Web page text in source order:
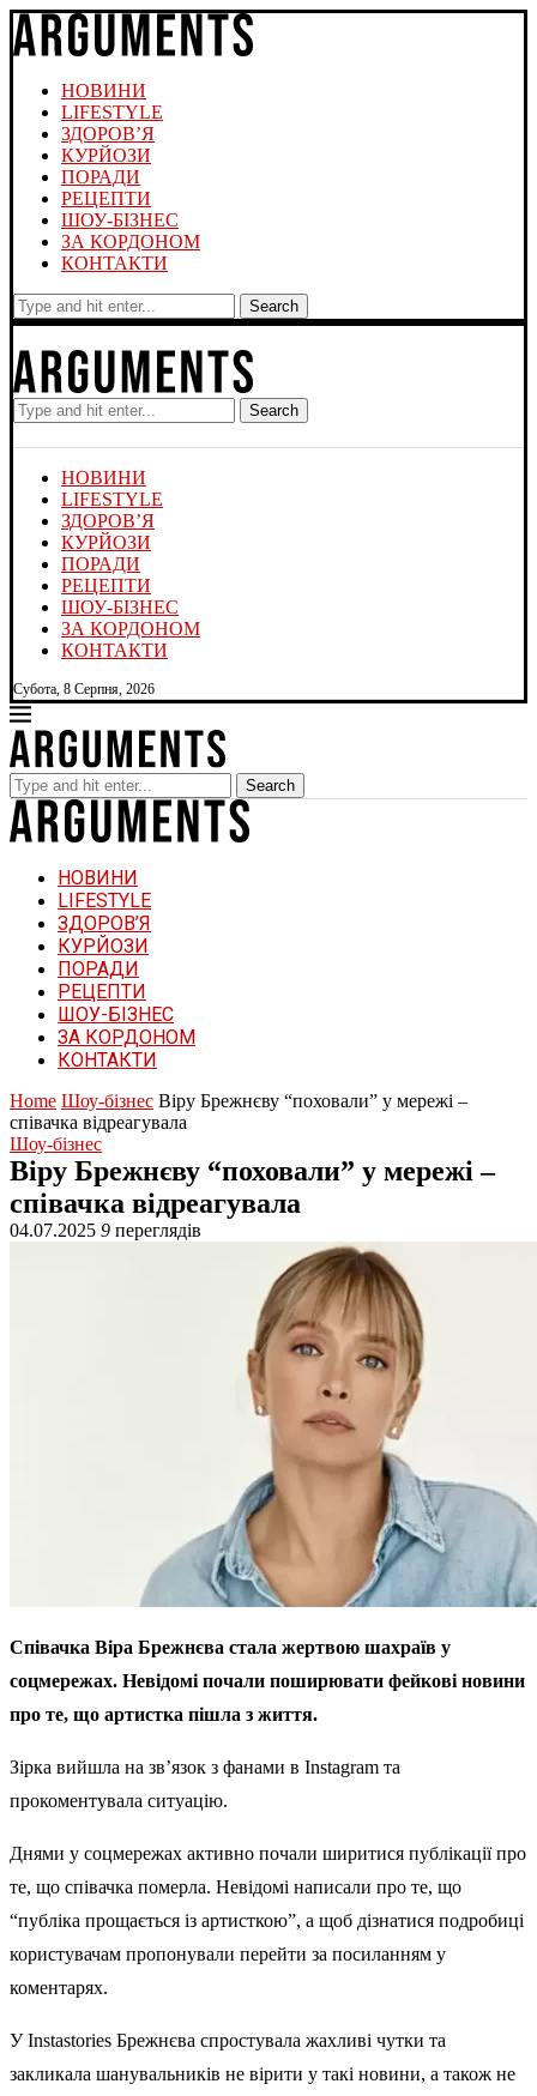
НОВИНИ
LIFESTYLE
ЗДОРОВ’Я
КУРЙОЗИ
ПОРАДИ
РЕЦЕПТИ
ШОУ-БІЗНЕС
ЗА КОРДОНОМ
КОНТАКТИ
Search
Search
НОВИНИ
LIFESTYLE
ЗДОРОВ’Я
КУРЙОЗИ
ПОРАДИ
РЕЦЕПТИ
ШОУ-БІЗНЕС
ЗА КОРДОНОМ
КОНТАКТИ
Субота, 8 Серпня, 2026
Search
НОВИНИ
LIFESTYLE
ЗДОРОВ’Я
КУРЙОЗИ
ПОРАДИ
РЕЦЕПТИ
ШОУ-БІЗНЕС
ЗА КОРДОНОМ
КОНТАКТИ
Home Шоу-бізнес Віру Брежнєву “поховали” у мережі –
співачка відреагувала
Шоу-бізнес
Віру Брежнєву “поховали” у мережі –
співачка відреагувала
04.07.2025 9 переглядів
Співачка Віра Брежнєва стала жертвою шахраїв у
соцмережах. Невідомі почали поширювати фейкові новини
про те, що артистка пішла з життя.
Зірка вийшла на зв’язок з фанами в Instagram та
прокоментувала ситуацію.
Днями у соцмережах активно почали ширитися публікації про
те, що співачка померла. Невідомі написали про те, що
“публіка прощається із артисткою”, а щоб дізнатися подробиці
користувачам пропонували перейти за посиланням у
коментарях.
У Instastories Брежнєва спростувала жахливі чутки та
закликала шанувальників не вірити у такі новини, а також не